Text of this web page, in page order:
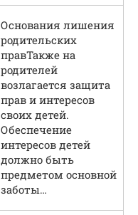
Основания лишения
родительских
правТакже на
родителей
возлагается защита
прав и интересов
своих детей.
Обеспечение
интересов детей
должно быть
предметом основной
заботы…